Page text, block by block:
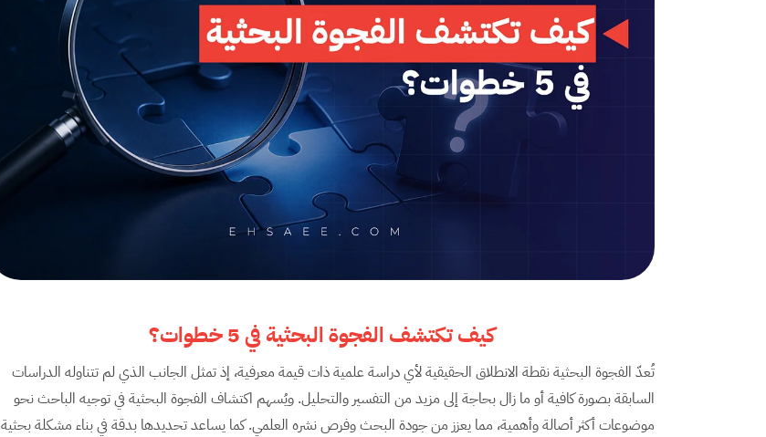
كيف تكتشف الفجوة البحثية في 5 خطوات؟
تُعدّ الفجوة البحثية نقطة الانطلاق الحقيقية لأي دراسة علمية ذات قيمة معرفية، إذ تمثل الجانب الذي لم تتناوله الدراسات
السابقة بصورة كافية أو ما زال بحاجة إلى مزيد من التفسير والتحليل. ويُسهم اكتشاف الفجوة البحثية في توجيه الباحث نحو
موضوعات أكثر أصالة وأهمية، مما يعزز من جودة البحث وفرص نشره العلمي. كما يساعد تحديدها بدقة في بناء مشكلة بحثية